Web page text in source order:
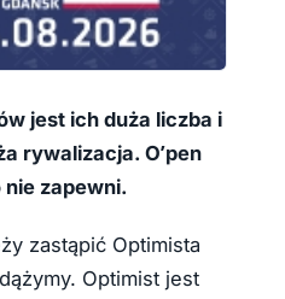
jest ich duża liczba i
rywalizacja. O’pen
zapewni.
zastąpić Optimista
Optimist jest